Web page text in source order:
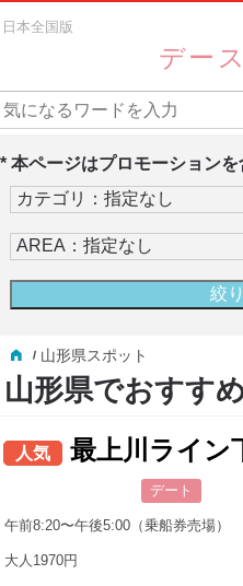
日本全国版
デー
* 本ページはプロモーションを
山形県スポット
山形県でおすす
人気 最上川ライン
デート
午前8:20〜午後5:00（乗船券売場）
大人1970円